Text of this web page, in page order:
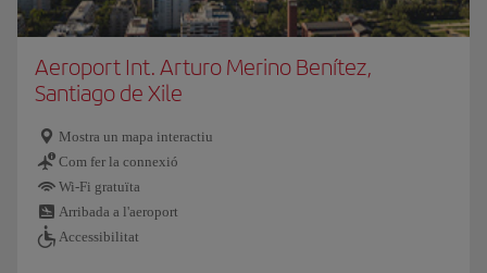
Aeroport Int. Arturo Merino Benítez,
Santiago de Xile
Mostra un mapa interactiu
Com fer la connexió
Wi-Fi gratuïta
Arribada a l'aeroport
Accessibilitat